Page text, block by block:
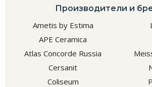
Производители и
Ametis by Estima
APE Ceramica
Atlas Concorde Russia
Cersanit
Coliseum